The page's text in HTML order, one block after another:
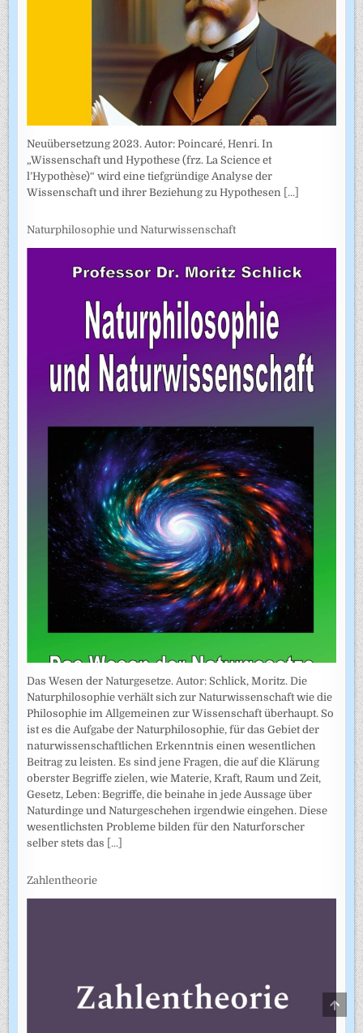
Neuübersetzung 2023. Autor: Poincaré, Henri. In
„Wissenschaft und Hypothese (frz. La Science et
l’Hypothèse)“ wird eine tiefgründige Analyse der
Wissenschaft und ihrer Beziehung zu Hypothesen [...]
Naturphilosophie und Naturwissenschaft
Das Wesen der Naturgesetze. Autor: Schlick, Moritz. Die
Naturphilosophie verhält sich zur Naturwissenschaft wie die
Philosophie im Allgemeinen zur Wissenschaft überhaupt. So
ist es die Aufgabe der Naturphilosophie, für das Gebiet der
naturwissenschaftlichen Erkenntnis einen wesentlichen
Beitrag zu leisten. Es sind jene Fragen, die auf die Klärung
oberster Begriffe zielen, wie Materie, Kraft, Raum und Zeit,
Gesetz, Leben: Begriffe, die beinahe in jede Aussage über
Naturdinge und Naturgeschehen irgendwie eingehen. Diese
wesentlichsten Probleme bilden für den Naturforscher
selber stets das [...]
Zahlentheorie
TO
TOP